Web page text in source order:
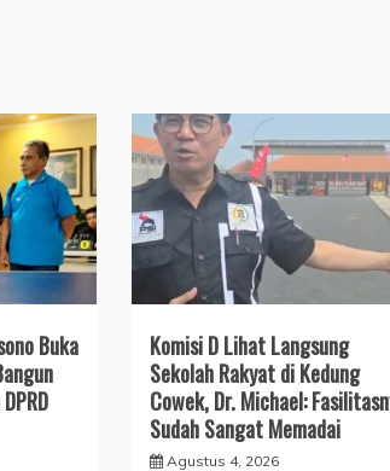
Buka
Komisi D Lihat Langsung
Sekolah Rakyat di Kedung
Cowek, Dr. Michael:
Sudah Sangat Memadai
Agustus 4, 2026